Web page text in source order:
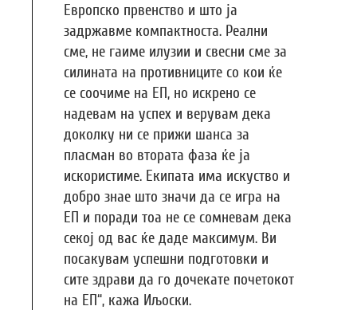
Европско првенство и што ја
задржавме компактноста. Реални
сме, не гаиме илузии и свесни сме за
силината на противниците со кои ќе
се соочиме на ЕП, но искрено се
надевам на успех и верувам дека
доколку ни се прижи шанса за
пласман во втората фаза ќе ја
искористиме. Екипата има искуство и
добро знае што значи да се игра на
ЕП и поради тоа не се сомневам дека
секој од вас ќе даде максимум. Ви
посакувам успешни подготовки и
сите здрави да го дочекате почетокот
на ЕП“, кажа Иљоски.